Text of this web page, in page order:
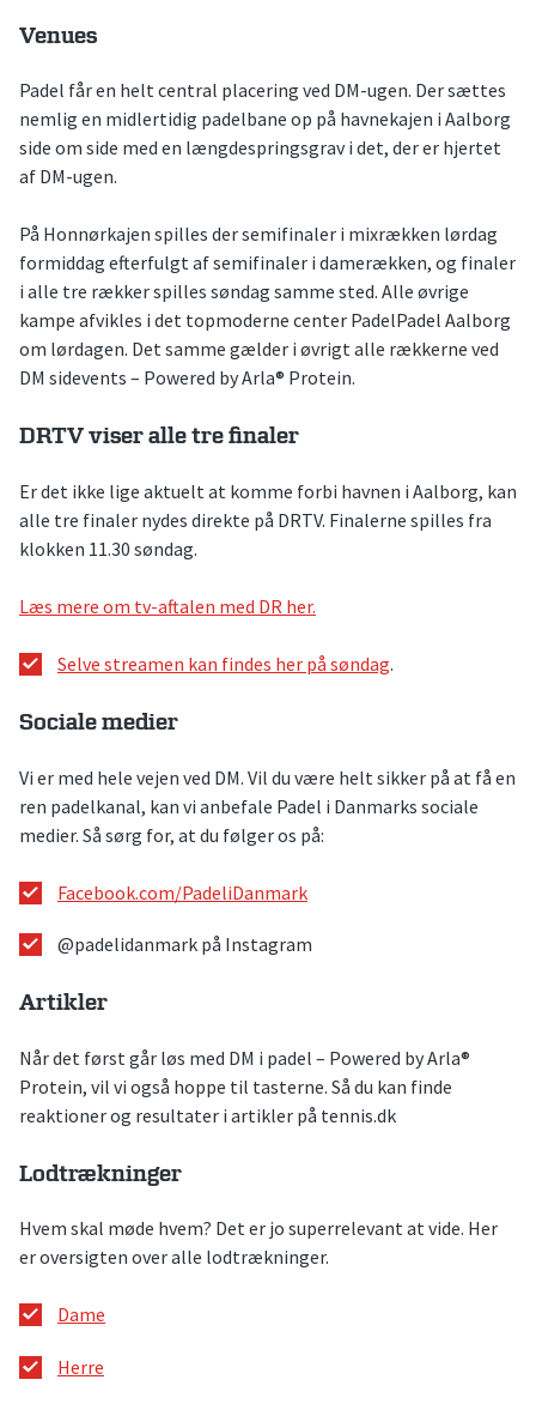
Venues
Padel får en helt central placering ved DM-ugen. Der sættes
nemlig en midlertidig padelbane op på havnekajen i Aalborg
side om side med en længdespringsgrav i det, der er hjertet
af DM-ugen.
På Honnørkajen spilles der semifinaler i mixrækken lørdag
formiddag efterfulgt af semifinaler i damerækken, og finaler
i alle tre rækker spilles søndag samme sted. Alle øvrige
kampe afvikles i det topmoderne center PadelPadel Aalborg
om lørdagen. Det samme gælder i øvrigt alle rækkerne ved
DM sidevents – Powered by Arla® Protein.
DRTV viser alle tre finaler
Er det ikke lige aktuelt at komme forbi havnen i Aalborg, kan
alle tre finaler nydes direkte på DRTV. Finalerne spilles fra
klokken 11.30 søndag.
Læs mere om tv-aftalen med DR her.
Selve streamen kan findes her på søndag.
Sociale medier
Vi er med hele vejen ved DM. Vil du være helt sikker på at få en
ren padelkanal, kan vi anbefale Padel i Danmarks sociale
medier. Så sørg for, at du følger os på:
Facebook.com/PadeliDanmark
@padelidanmark på Instagram
Artikler
Når det først går løs med DM i padel – Powered by Arla®
Protein, vil vi også hoppe til tasterne. Så du kan finde
reaktioner og resultater i artikler på tennis.dk
Lodtrækninger
Hvem skal møde hvem? Det er jo superrelevant at vide. Her
er oversigten over alle lodtrækninger.
Dame
Herre